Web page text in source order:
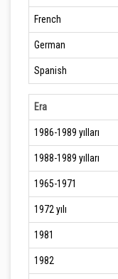
French
German
Spanish
Era
1986-1989 yılları
1988-1989 yılları
1965-1971
1972 yılı
1981
1982